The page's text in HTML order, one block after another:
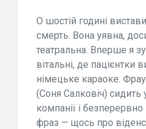
О шостій годині
смерть. Вона уявна,
театральна. Вперше я
вітальні, де пацієнтки
німецьке караоке.
(Соня Салковіч) сидить
компанії і
фраз — щось про